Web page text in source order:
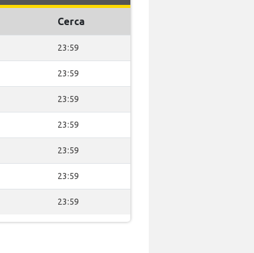
Cerca
23:59
23:59
23:59
23:59
23:59
23:59
23:59